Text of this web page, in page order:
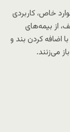
خاص، کاربردی
از بیمه‌های
اضافه کردن بند و
می‌زنند.